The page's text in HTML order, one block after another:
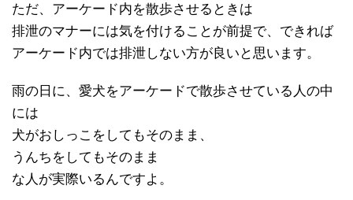
ただ、アーケード内を散歩させるときは
排泄のマナーには気を付けることが前提で、できれば
アーケード内では排泄しない方が良いと思います。
雨の日に、愛犬をアーケードで散歩させている人の中
には
犬がおしっこをしてもそのまま、
うんちをしてもそのまま
な人が実際いるんですよ。